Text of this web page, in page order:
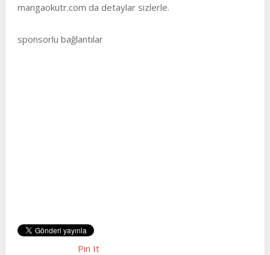
mangaokutr.com da detaylar sizlerle.
sponsorlu bağlantılar
Pin It